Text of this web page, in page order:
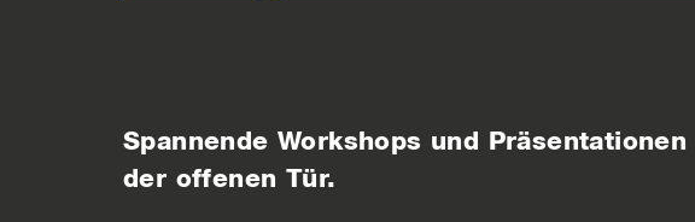
Spannende Workshops und
der offenen Tür.